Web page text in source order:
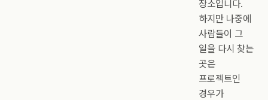
장소입니다.
하지만 나중에
사람들이 그
일을 다시 찾는
곳은
프로젝트인
경우가